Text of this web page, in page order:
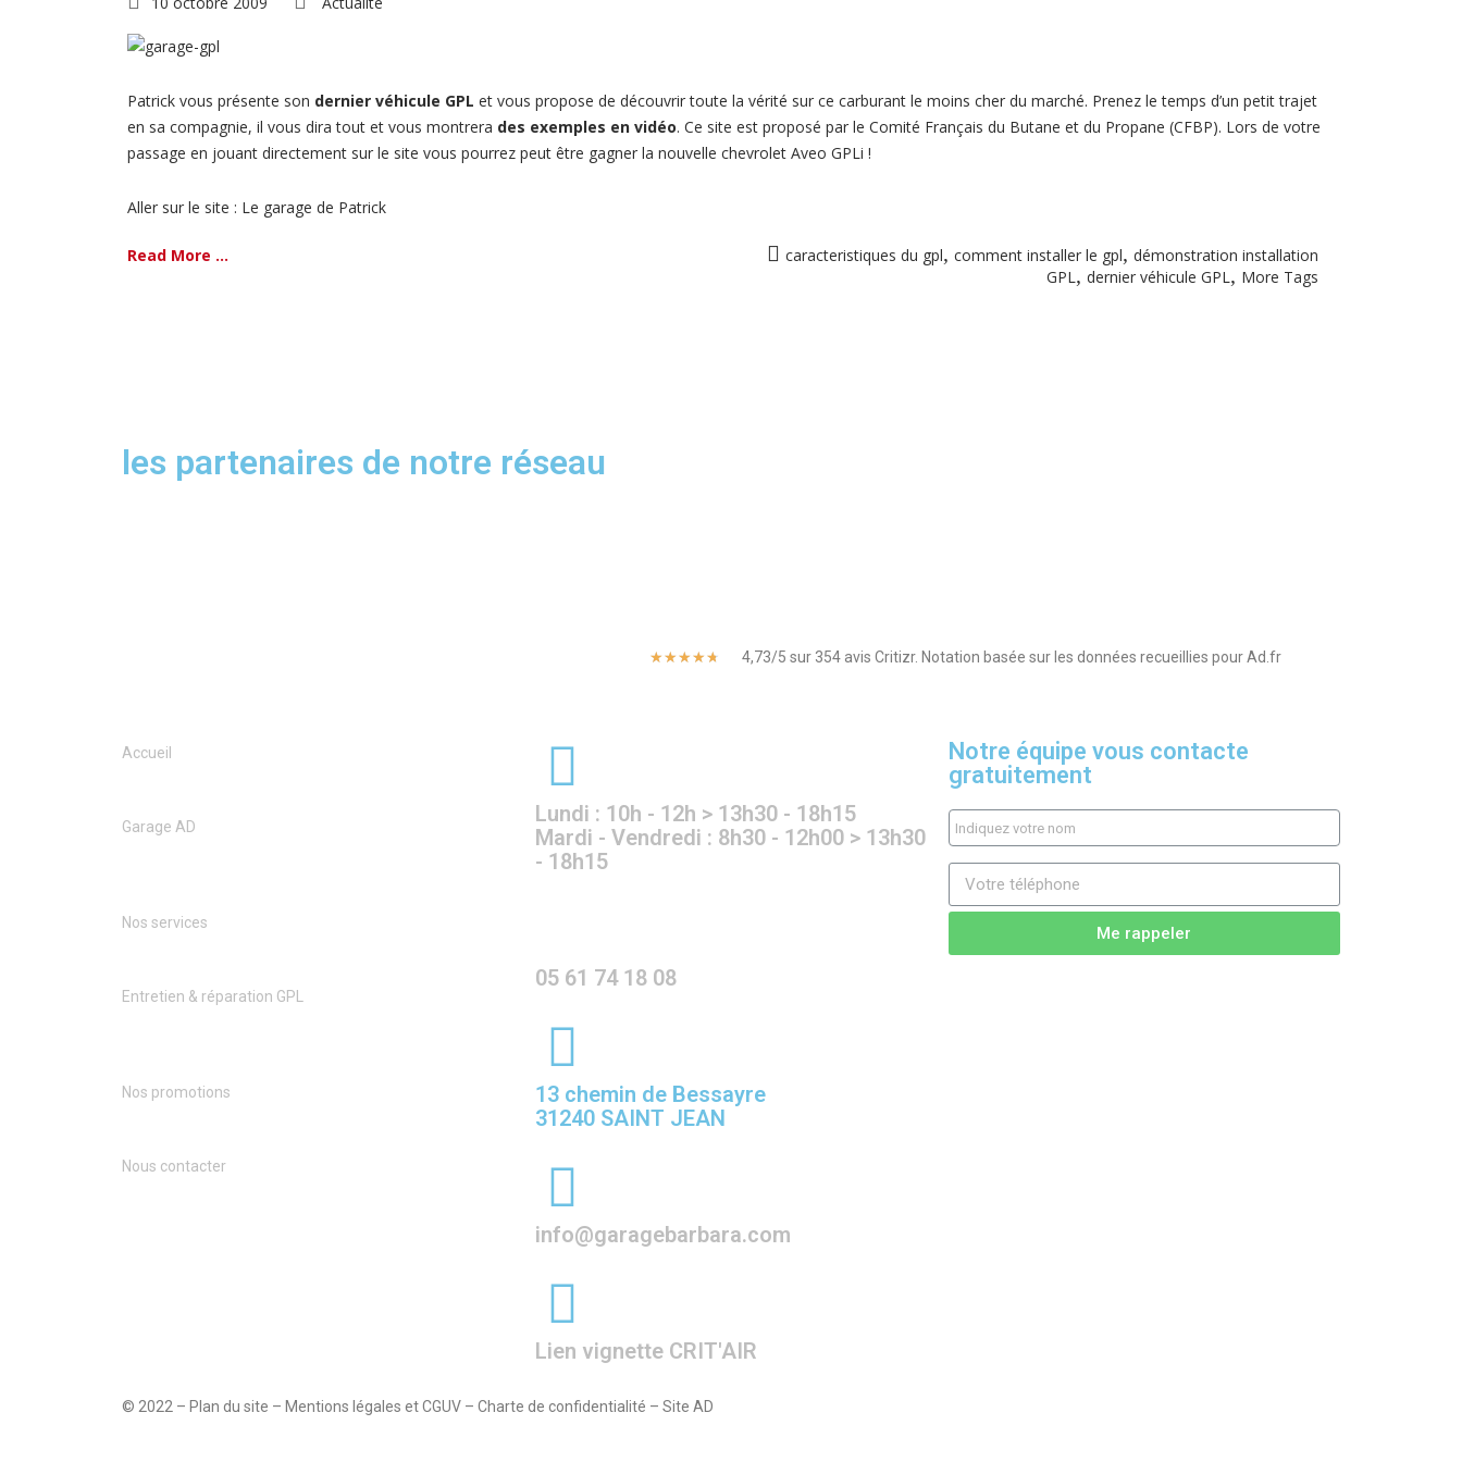
Patrick vous présente son dernier véhicule GPL et vous propose de découvrir toute la vérité sur ce carburant le moins cher du marché. Prenez le temps d’un petit trajet
en sa compagnie, il vous dira tout et vous montrera des exemples en vidéo. Ce site est proposé par le Comité Français du Butane et du Propane (CFBP). Lors de votre
passage en jouant directement sur le site vous pourrez peut être gagner la nouvelle chevrolet Aveo GPLi !
Aller sur le site : Le garage de Patrick
Read More ... caracteristiques du gpl, comment installer le gpl, démonstration installation
GPL, dernier véhicule GPL, More Tags
les partenaires de notre réseau
★★★★★ 4,73/5 sur 354 avis Critizr. Notation basée sur les données recueillies pour Ad.fr
Accueil
Garage AD
Nos services
Entretien & réparation GPL
Nos promotions
Nous contacter
Lundi : 10h - 12h > 13h30 - 18h15
Mardi - Vendredi : 8h30 - 12h00 > 13h30
- 18h15
05 61 74 18 08
13 chemin de Bessayre
31240 SAINT JEAN
info@garagebarbara.com
Lien vignette CRIT'AIR
Notre équipe vous contacte
gratuitement
Me rappeler
© 2022 – Plan du site – Mentions légales et CGUV – Charte de confidentialité – Site AD